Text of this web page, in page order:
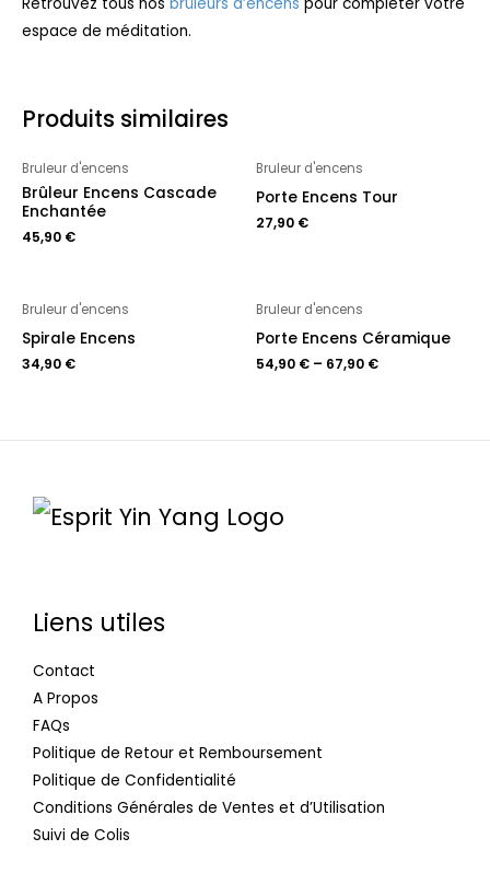
espace de méditation.
Produits similaires
Bruleur d'encens
Brûleur Encens Cascade
Enchantée
45,90 €
Bruleur d'encens
Porte Encens Tour
27,90 €
Bruleur d'encens
Spirale Encens
34,90 €
Bruleur d'encens
Porte Encens Céramique
54,90 € – 67,90 €
Liens utiles
Contact
A Propos
FAQs
Politique de Retour et Remboursement
Politique de Confidentialité
Conditions Générales de Ventes et d’Utilisation
Suivi de Colis